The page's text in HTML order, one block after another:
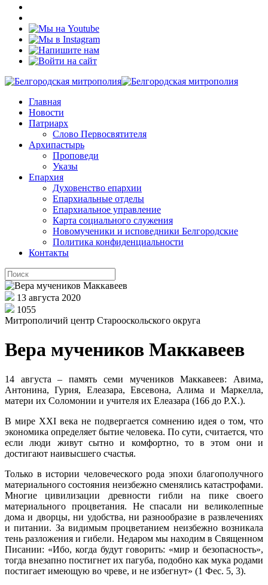
Главная
Новости
Патриарх
Слово Первосвятителя
Архипастырь
Проповеди
Указы
Епархия
Духовенство епархии
Епархиальные отделы
Епархиальное управление
Карта социального служения
Новомученики и исповедники Белгородские
Политика конфиденциальности
Контакты
13 августа 2020
1055
Митрополичий центр Старооскольского округа
Вера мучеников Маккавеев
14 августа – память семи мучеников Маккавеев: Авима,
Антонина, Гурия, Елеазара, Евсевона, Алима и Маркелла,
матери их Соломонии и учителя их Елеазара (166 до Р.Х.).
В мире XXI века не подвергается сомнению идея о том, что
экономика определяет бытие человека. По сути, считается, что
если люди живут сытно и комфортно, то в этом они и
достигают наивысшего счастья.
Только в истории человеческого рода эпохи благополучного
материального состояния неизбежно сменялись катастрофами.
Многие цивилизации древности гибли на пике своего
материального процветания. Не спасали ни великолепные
дома и дворцы, ни удобства, ни разнообразие в развлечениях
и питании. За видимым процветанием неизбежно возникала
тень разложения и гибели. Недаром мы находим в Священном
Писании: «Ибо, когда будут говорить: «мир и безопасность»,
тогда внезапно постигнет их пагуба, подобно как мука родами
постигает имеющую во чреве, и не избегнут» (1 Фес. 5, 3).